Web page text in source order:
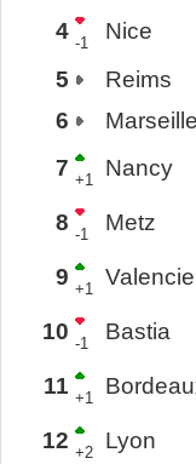
4 -1 Nice
5
Reims
6
Marseille
7 +1 Nancy
8 -1 Metz
9 +1
10 -1 Bastia
11 +1
12 +2 Lyon